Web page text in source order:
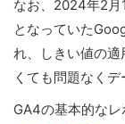
なお、2024年2月
となっていた
れ、しきい値の
くても問題なく
GA4の基本的なレ